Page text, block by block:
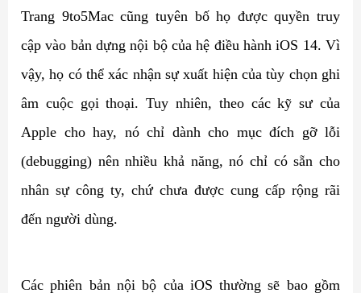
Trang 9to5Mac cũng tuyên bố họ được quyền truy
cập vào bản dựng nội bộ của hệ điều hành iOS 14. Vì
vậy, họ có thể xác nhận sự xuất hiện của tùy chọn ghi
âm cuộc gọi thoại. Tuy nhiên, theo các kỹ sư của
Apple cho hay, nó chỉ dành cho mục đích gỡ lỗi
(debugging) nên nhiều khả năng, nó chỉ có sẵn cho
nhân sự công ty, chứ chưa được cung cấp rộng rãi
đến người dùng.
Các phiên bản nội bộ của iOS thường sẽ bao gồm